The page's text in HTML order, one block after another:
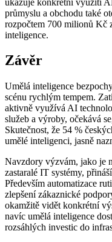
průmyslu a obchodu také
rozpočtem 700 milionů Kč
inteligence.
Závěr
Umělá inteligence
scénu rychlým tempem.
aktivně využívá AI
služeb a výroby, očekává
Skutečnost, že 54 %
umělé inteligenci, jasně
Navzdory výzvám, jako je
zastaralé IT systémy,
Především automatizace
zlepšení zákaznické
okamžitě vidět konkrétní
navíc umělá inteligence
rozsáhlých investic do